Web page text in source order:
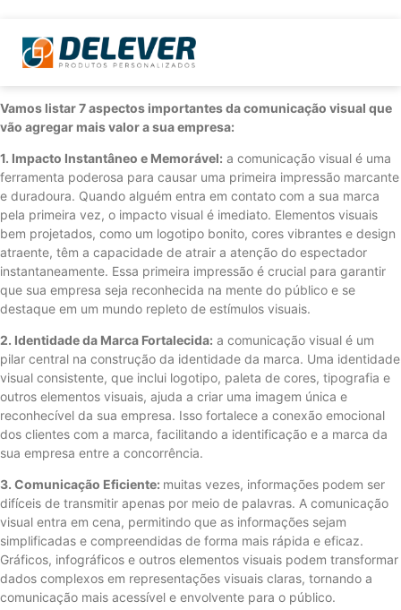
Vamos listar 7 aspectos importantes da comunicação visual que
vão agregar mais valor a sua empresa:
1. Impacto Instantâneo e Memorável: a comunicação visual é uma
ferramenta poderosa para causar uma primeira impressão marcante
e duradoura. Quando alguém entra em contato com a sua marca
pela primeira vez, o impacto visual é imediato. Elementos visuais
bem projetados, como um logotipo bonito, cores vibrantes e design
atraente, têm a capacidade de atrair a atenção do espectador
instantaneamente. Essa primeira impressão é crucial para garantir
que sua empresa seja reconhecida na mente do público e se
destaque em um mundo repleto de estímulos visuais.
2. Identidade da Marca Fortalecida: a comunicação visual é um
pilar central na construção da identidade da marca. Uma identidade
visual consistente, que inclui logotipo, paleta de cores, tipografia e
outros elementos visuais, ajuda a criar uma imagem única e
reconhecível da sua empresa. Isso fortalece a conexão emocional
dos clientes com a marca, facilitando a identificação e a marca da
sua empresa entre a concorrência.
3. Comunicação Eficiente: muitas vezes, informações podem ser
difíceis de transmitir apenas por meio de palavras. A comunicação
visual entra em cena, permitindo que as informações sejam
simplificadas e compreendidas de forma mais rápida e eficaz.
Gráficos, infográficos e outros elementos visuais podem transformar
dados complexos em representações visuais claras, tornando a
comunicação mais acessível e envolvente para o público.